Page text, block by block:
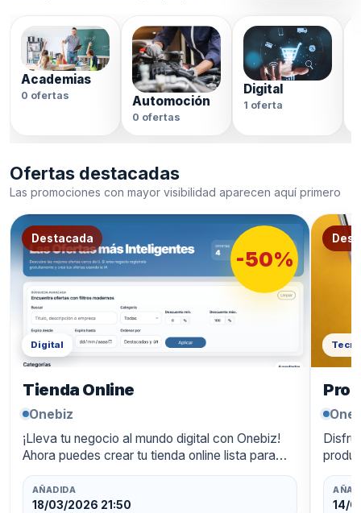
Academias
0 ofertas Automoción
0 ofertas
Digital
1 oferta
Ofertas destacadas
Las promociones con mayor visibilidad aparecen aquí primero
Destacada
-50%
Digital
Tienda Online
Onebiz
¡Lleva tu negocio al mundo digital con Onebiz!
Ahora puedes crear tu tienda online lista para
funcionar las 24 horas, con un diseño
profesional y pagos integra…
AÑADIDA
18/03/2026 21:50 14/